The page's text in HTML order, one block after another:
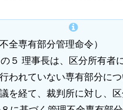
不全専有部分管理命令）
５ 理事長は、区分所有者
われていない専有部分に
を経て、裁判所に対し、